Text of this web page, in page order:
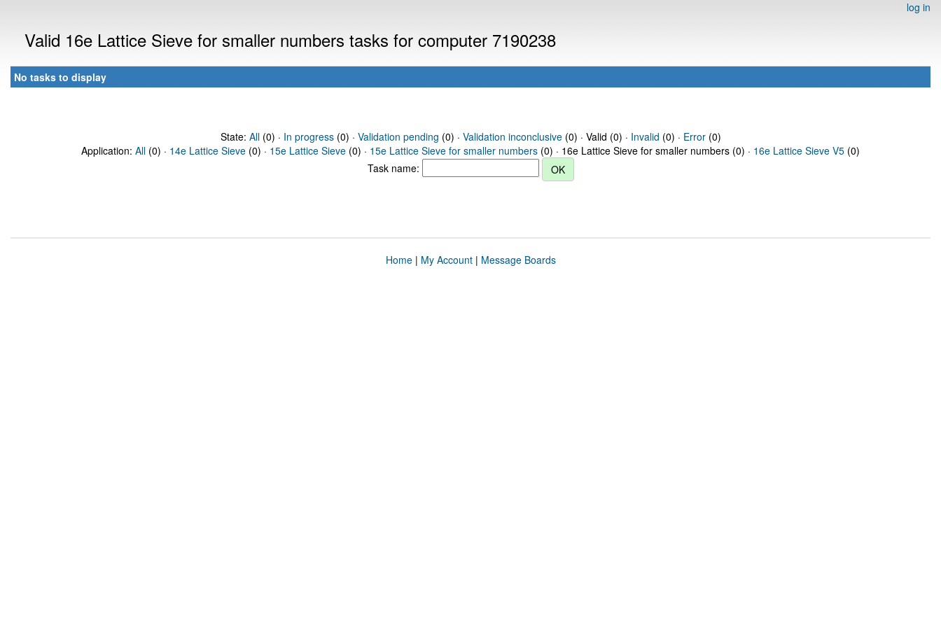
log in
Valid 16e Lattice Sieve for smaller numbers tasks for computer 7190238
No tasks to display
State: All(0) · In progress(0) · Validation pending (0) · Validation inconclusive(0) · Valid (0) · Invalid (0) · Error(0)
Application: All (0) · 14e Lattice Sieve (0) · 15e Lattice Sieve (0) · 15e Lattice Sieve for smaller numbers (0) · 16e Lattice Sieve for smaller numbers (0) · 16e Lattice Sieve V5 (0)
Task name:
Home| My Account| Message Boards